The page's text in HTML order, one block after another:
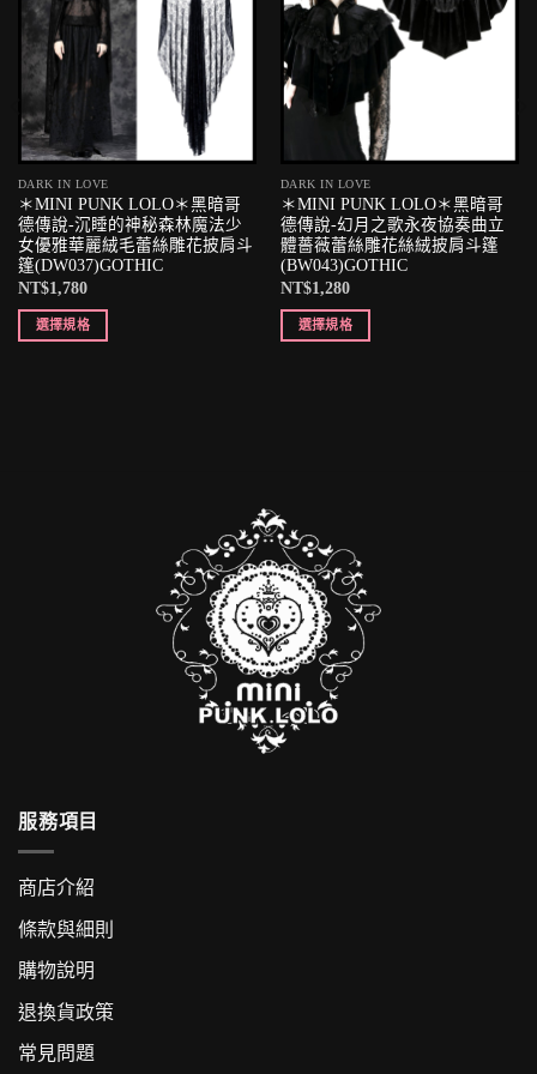
DARK IN LOVE
＊MINI PUNK LOLO＊黑暗哥
德傳說-沉睡的神秘森林魔法少
女優雅華麗絨毛蕾絲雕花披肩斗
篷(DW037)GOTHIC
NT$1,780
選擇規格
DARK IN LOVE
＊MINI PUNK LOLO＊黑暗哥
德傳說-幻月之歌永夜協奏曲立
體薔薇蕾絲雕花絲絨披肩斗篷
(BW043)GOTHIC
NT$1,280
選擇規格
服務項目
商店介紹
條款與細則
購物說明
退換貨政策
常見問題